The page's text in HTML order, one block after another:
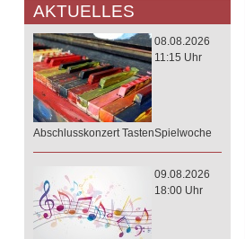
AKTUELLES
08.08.2026
11:15 Uhr
Abschlusskonzert TastenSpielwoche
09.08.2026
18:00 Uhr